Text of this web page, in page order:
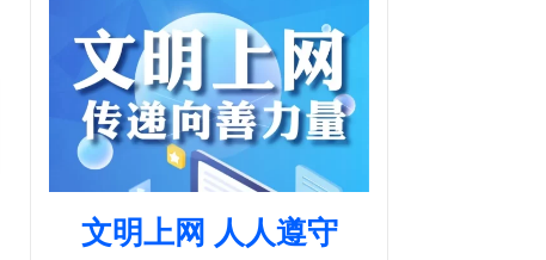
文明上网 人人遵守